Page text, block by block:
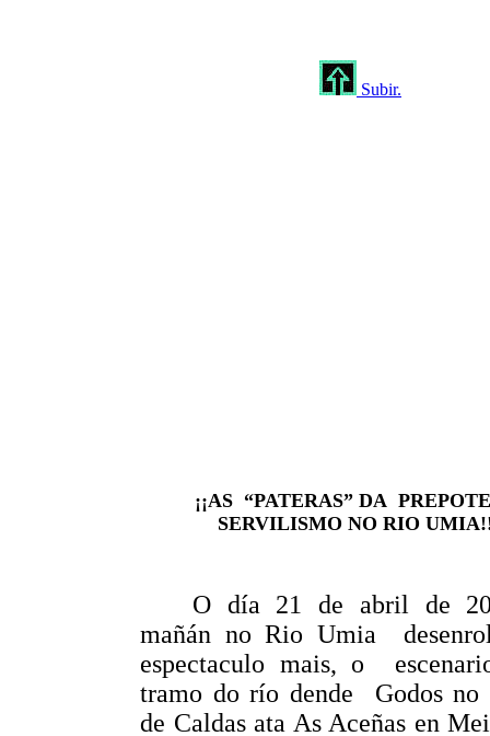
Subir.
¡¡AS “PATERAS” DA
SERVILISMO NO RIO
O día 21 de abril de
mañán no Rio Umia
espectaculo mais, o
tramo do río dende
Godos
de Caldas ata As Aceñas en